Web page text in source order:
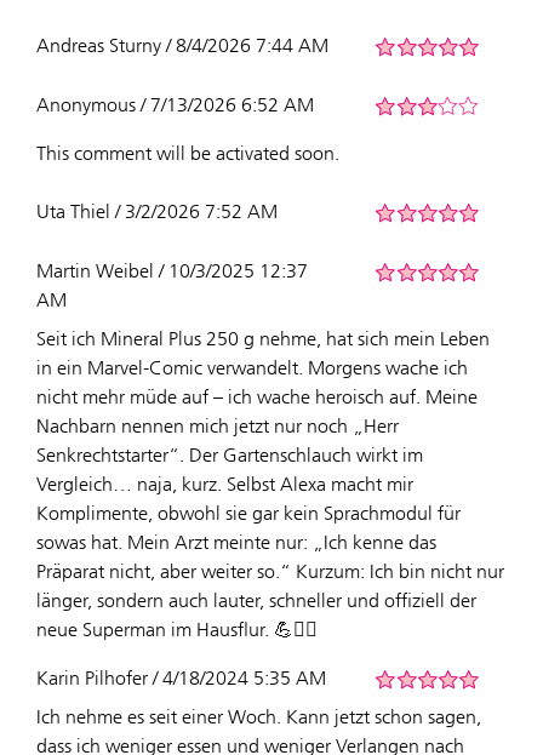
Andreas Sturny / 8/4/2026 7:44 AM
Anonymous / 7/13/2026 6:52 AM
This comment will be activated soon.
Uta Thiel / 3/2/2026 7:52 AM
Martin Weibel / 10/3/2025 12:37
AM
Seit ich Mineral Plus 250 g nehme, hat sich mein Leben
in ein Marvel-Comic verwandelt. Morgens wache ich
nicht mehr müde auf – ich wache heroisch auf. Meine
Nachbarn nennen mich jetzt nur noch „Herr
Senkrechtstarter“. Der Gartenschlauch wirkt im
Vergleich… naja, kurz. Selbst Alexa macht mir
Komplimente, obwohl sie gar kein Sprachmodul für
sowas hat. Mein Arzt meinte nur: „Ich kenne das
Präparat nicht, aber weiter so.“ Kurzum: Ich bin nicht nur
länger, sondern auch lauter, schneller und offiziell der
neue Superman im Hausflur. 💪🦸‍♂️
Karin Pilhofer / 4/18/2024 5:35 AM
Ich nehme es seit einer Woch. Kann jetzt schon sagen,
dass ich weniger essen und weniger Verlangen nach